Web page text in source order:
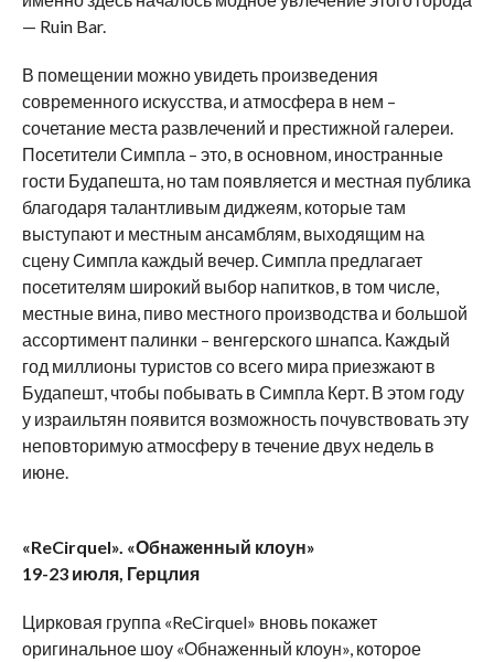
— Ruin Bar.
В помещении можно увидеть произведения
современного искусства, и атмосфера в нем –
сочетание места развлечений и престижной галереи.
Посетители Симпла – это, в основном, иностранные
гости Будапешта, но там появляется и местная публика
благодаря талантливым диджеям, которые там
выступают и местным ансамблям, выходящим на
сцену Симпла каждый вечер. Симпла предлагает
посетителям широкий выбор напитков, в том числе,
местные вина, пиво местного производства и большой
ассортимент палинки – венгерского шнапса. Каждый
год миллионы туристов со всего мира приезжают в
Будапешт, чтобы побывать в Симпла Керт. В этом году
у израильтян появится возможность почувствовать эту
неповторимую атмосферу в течение двух недель в
июне.
«ReCirquel». «Обнаженный клоун»
19-23 июля, Герцлия
Цирковая группа «ReCirquel» вновь покажет
оригинальное шоу «Обнаженный клоун», которое